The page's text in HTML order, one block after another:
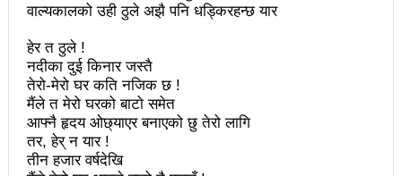
राजावादीको प्रदर्शन थप उग्रः केही स्थानमा कर्फ्यु आदेश
काठमाडौँमा माओवादीको नेतृत्वमा विशाल जनप्रदर्शन
राजावादी र प्रहरीबिच झडपः तीनकुने-वानेश्वर क्षेत्र तनावग्रस्त
लव प्याकुरेलद्वारा निर्देशित वृत्तचित्र ‘गर्ल्स रिराइटिङ डेस्टीनी’
लाई अडियन्स च्वाइस अवार्ड
वाल्यकालको उही ठुले अझै पनि धड्किरहन्छ यार
हेर त ठुले !
नदीका दुई किनार जस्तै
तेरो-मेरो घर कति नजिक छ !
मैंले त मेरो घरको बाटो समेत
आफ्नै हृदय ओछ्याएर बनाएको छु तेरो लागि
तर, हेर् न यार !
तीन हजार वर्षदेखि